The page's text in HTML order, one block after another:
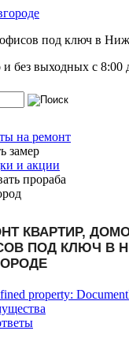
под ключ в
без выходных с 8:00
на ремонт
замер
и акции
прораба
property:
КВАРТИР,
ПОД КЛЮЧ В